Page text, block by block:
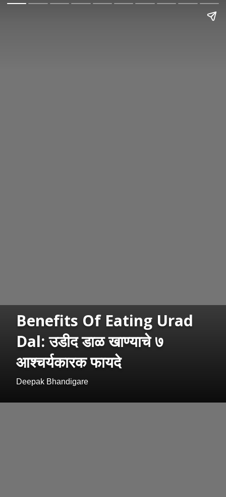
Benefits Of Eating Urad
Dal: उडीद डाळ खाण्याचे ७
आश्चर्यकारक फायदे
Deepak Bhandigare